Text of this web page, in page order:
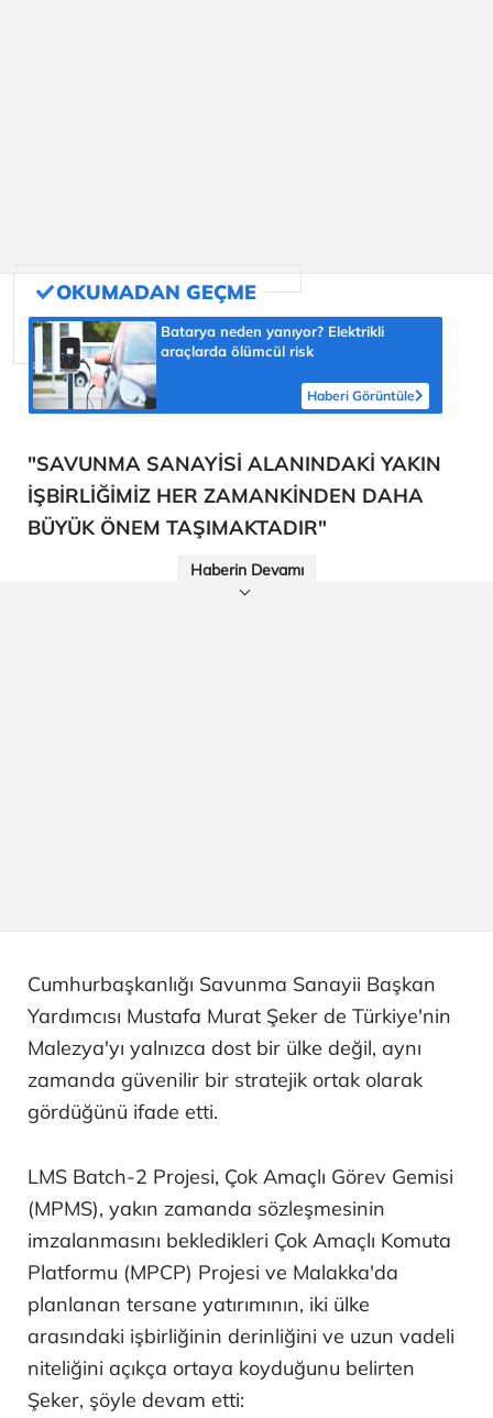
Batarya neden yanıyor? Elektrikli
araçlarda ölümcül risk
Haberi Görüntüle
"SAVUNMA SANAYİSİ ALANINDAKİ YAKIN
İŞBİRLİĞİMİZ HER ZAMANKİNDEN DAHA
BÜYÜK ÖNEM TAŞIMAKTADIR"
Haberin Devamı
Cumhurbaşkanlığı Savunma Sanayii Başkan
Yardımcısı Mustafa Murat Şeker de Türkiye'nin
Malezya'yı yalnızca dost bir ülke değil, aynı
zamanda güvenilir bir stratejik ortak olarak
gördüğünü ifade etti.
LMS Batch-2 Projesi, Çok Amaçlı Görev Gemisi
(MPMS), yakın zamanda sözleşmesinin
imzalanmasını bekledikleri Çok Amaçlı Komuta
Platformu (MPCP) Projesi ve Malakka'da
planlanan tersane yatırımının, iki ülke
arasındaki işbirliğinin derinliğini ve uzun vadeli
niteliğini açıkça ortaya koyduğunu belirten
Şeker, şöyle devam etti: